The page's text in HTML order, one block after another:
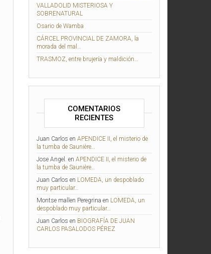
VALLADOLID MISTERIOSA Y
SOBRENATURAL
Osario de Wamba
CÁRCEL PROVINCIAL DE ZAMORA, la
morada del mal…
TRASMOZ, entre brujería y maldición…
COMENTARIOS
RECIENTES
Juan Carlos en APENDICE II, el misterio de
la tumba de Saunière…
Jose Angel. en APENDICE II, el misterio de
la tumba de Saunière…
Juan Carlos en LOMEDA, un despoblado
muy particular…
Montse mallen Peregrina en LOMEDA, un
despoblado muy particular…
Juan Carlos en BIOGRAFÍA DE JUAN
CARLOS PASALODOS PÉREZ